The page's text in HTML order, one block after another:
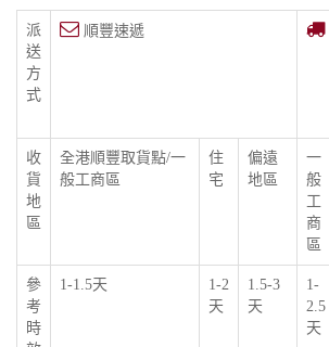
派
送
方
式
順豐速遞
收
貨
地
區
全港順豐取貨點/一
般工商區
住
宅
偏遠
地區
一
般
工
商
區
參
考
時
1-1.5天
1-2
天
1.5-3
天
1-
2.5
天